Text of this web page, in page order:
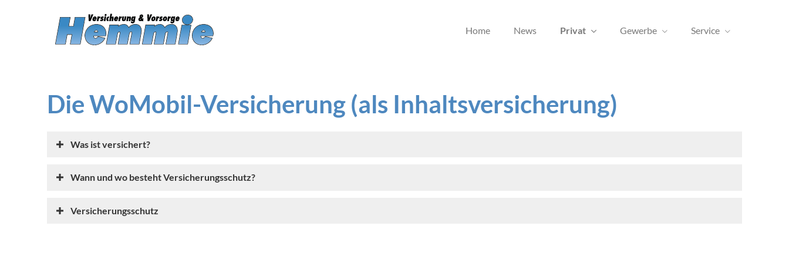
Home News Privat Gewerbe Service
Die WoMobil-Versicherung (als Inhaltsversicherung)
Was ist versichert?
Wann und wo besteht Versicherungsschutz?
Versicherungsschutz